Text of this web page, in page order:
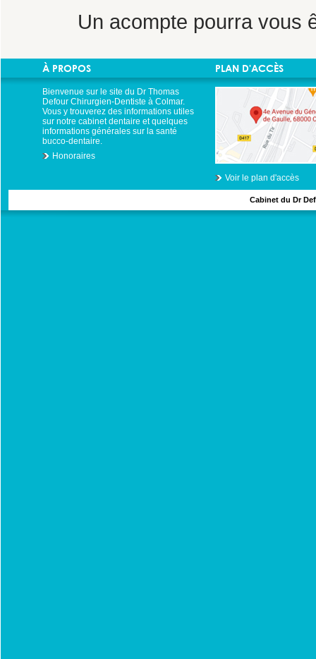
Un acompte pourra vous
À PROPOS
Bienvenue sur le site du Dr Thomas
Defour Chirurgien-Dentiste à Colmar.
Vous y trouverez des informations utiles
sur notre cabinet dentaire et quelques
informations générales sur la santé
bucco-dentaire.
Honoraires
PLAN D'ACCÈS
Voir le plan d'accès
Cabinet du Dr